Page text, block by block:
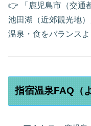
👉 「鹿児島市（交通
池田湖（近郊観光地
温泉・食をバランスよ
指宿温泉FAQ（